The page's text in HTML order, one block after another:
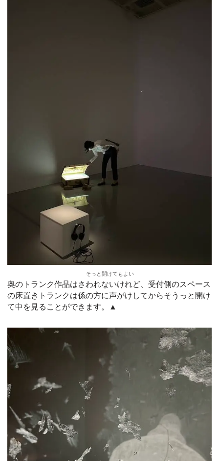
そっと開けてもよい
奥のトランク作品はさわれないけれど、受付側のスペース
の床置きトランクは係の方に声がけしてからそうっと開け
て中を見ることができます。▲